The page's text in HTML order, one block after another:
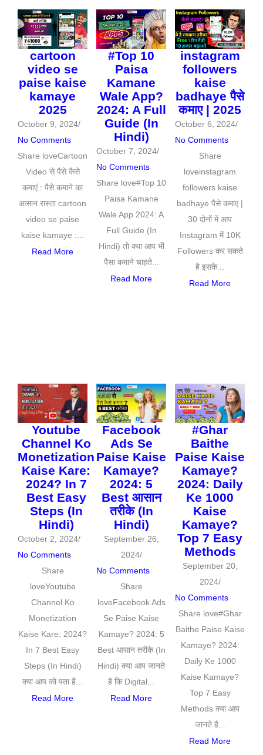
cartoon
video se
paise kaise
kamaye
2025
October 9, 2024/
No Comments
Share loveCartoon
Video से पैसे कैसे
कमाएं : पैसे कमाने का
आसान रास्ता cartoon
video se paise
kaise kamaye :...
Read More
#Top 10
Paisa
Kamane
Wale App?
2024: A Full
Guide (In
Hindi)
October 7, 2024/
No Comments
Share love#Top 10
Paisa Kamane
Wale App 2024: A
Full Guide (In
Hindi) तो क्या आप भी
पैसा कमाने चाहते...
Read More
instagram
followers
kaise
badhaye पैसे
कमाए | 2025
October 6, 2024/
No Comments
Share
loveinstagram
followers kaise
badhaye पैसे कमाए |
30 दोनों में आप
Instagram में 10K
Followers कर सकते
है इसके...
Read More
Youtube
Channel Ko
Monetization
Kaise Kare:
2024? In 7
Best Easy
Steps (In
Hindi)
October 2, 2024/
No Comments
Share
loveYoutube
Channel Ko
Monetization
Kaise Kare: 2024?
In 7 Best Easy
Steps (In Hindi)
क्या आप को पता है...
Read More
Facebook
Ads Se
Paise Kaise
Kamaye?
2024: 5
Best आसान
तरीके (In
Hindi)
September 26,
2024/
No Comments
Share
loveFacebook Ads
Se Paise Kaise
Kamaye? 2024: 5
Best आसान तरीके (In
Hindi) क्या आप जानते
है कि Digital...
Read More
#Ghar
Baithe
Paise Kaise
Kamaye?
2024: Daily
Ke 1000
Kaise
Kamaye?
Top 7 Easy
Methods
September 20,
2024/
No Comments
Share love#Ghar
Baithe Paise Kaise
Kamaye? 2024:
Daily Ke 1000
Kaise Kamaye?
Top 7 Easy
Methods क्या आप
जानते है...
Read More